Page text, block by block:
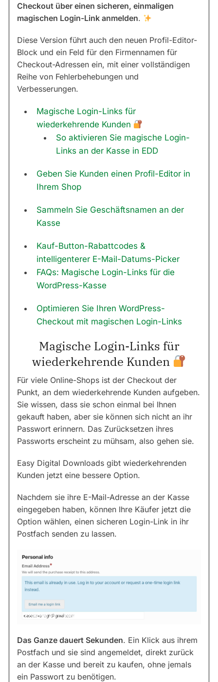
Checkout über einen sicheren, einmaligen
magischen Login-Link anmelden.
Diese Version führt auch den neuen Profil-Editor-
Block und ein Feld für den Firmennamen für
Checkout-Adressen ein, mit einer vollständigen
Reihe von Fehlerbehebungen und
Verbesserungen.
Magische Login-Links für
wiederkehrende Kunden
So aktivieren Sie magische Login-
Links an der Kasse in EDD
Geben Sie Kunden einen Profil-Editor in
Ihrem Shop
Sammeln Sie Geschäftsnamen an der
Kasse
Kauf-Button-Rabattcodes &
intelligenterer E-Mail-Datums-Picker
FAQs: Magische Login-Links für die
WordPress-Kasse
Optimieren Sie Ihren WordPress-
Checkout mit magischen Login-Links
Magische Login-Links für
wiederkehrende Kunden
Für viele Online-Shops ist der Checkout der
Punkt, an dem wiederkehrende Kunden aufgeben.
Sie wissen, dass sie schon einmal bei Ihnen
gekauft haben, aber sie können sich nicht an ihr
Passwort erinnern. Das Zurücksetzen ihres
Passworts erscheint zu mühsam, also gehen sie.
Easy Digital Downloads gibt wiederkehrenden
Kunden jetzt eine bessere Option.
Nachdem sie ihre E-Mail-Adresse an der Kasse
eingegeben haben, können Ihre Käufer jetzt die
Option wählen, einen sicheren Login-Link in ihr
Postfach senden zu lassen.
Das Ganze dauert Sekunden. Ein Klick aus ihrem
Postfach und sie sind angemeldet, direkt zurück
an der Kasse und bereit zu kaufen, ohne jemals
ein Passwort zu benötigen.